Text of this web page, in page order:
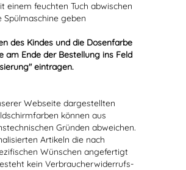
einem feuchten Tuch abwischen
Spülmaschine geben
des Kindes und die Dosenfarbe
am Ende der Bestellung ins Feld
eintragen.
Webseite dargestellten
können aus
Gründen abweichen.
Artikeln die nach
Wünschen angefertigt
kein Verbraucherwiderrufs-